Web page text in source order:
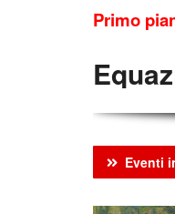
Primo
Eventi